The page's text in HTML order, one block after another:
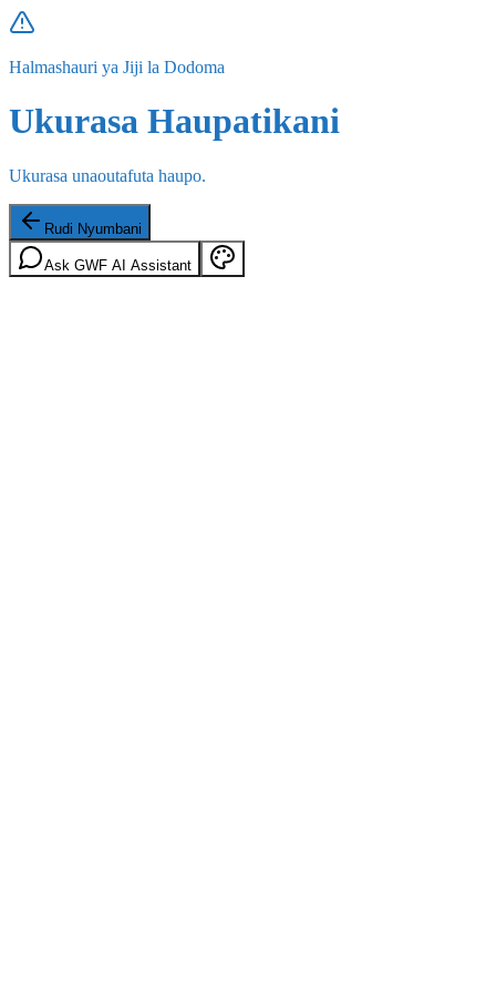
Halmashauri ya Jiji la Dodoma
Ukurasa Haupatikani
Ukurasa unaoutafuta haupo.
Rudi Nyumbani
Ask GWF AI Assistant